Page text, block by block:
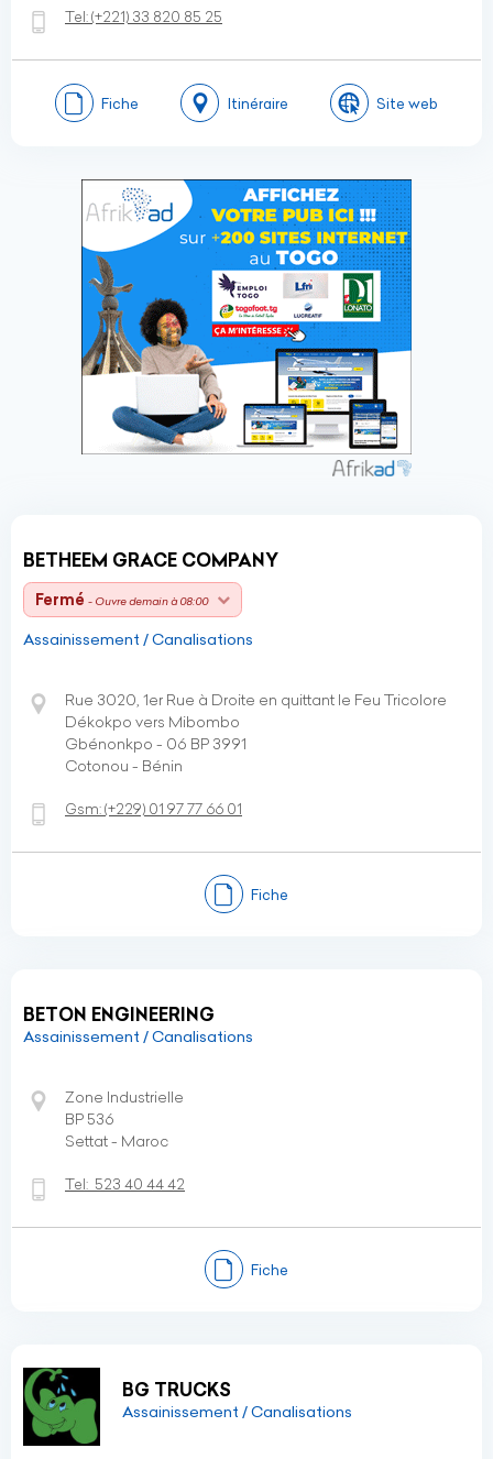
Tel:(+221) 33 820 85 25
Fiche Itinéraire Site web
BETHEEM GRACE COMPANY
Fermé - Ouvre demain à 08:00
Assainissement / Canalisations
Rue 3020, 1er Rue à Droite en quittant le Feu Tricolore
Dékokpo vers Mibombo
Gbénonkpo - 06 BP 3991
Cotonou - Bénin
Gsm:(+229) 01 97 77 66 01
Fiche
BETON ENGINEERING
Assainissement / Canalisations
Zone Industrielle
BP 536
Settat - Maroc
Tel: 523 40 44 42
Fiche
BG TRUCKS
Assainissement / Canalisations